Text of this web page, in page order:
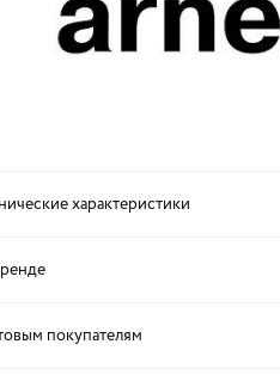
характеристики
покупателям